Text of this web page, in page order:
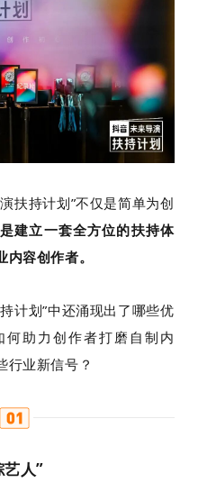
扶持计划”不仅是简单为创
建立一套全方位的扶持体
容创作者。
计划”中还涌现出了哪些优
助力创作者打磨自制内
行业新信号？
人”